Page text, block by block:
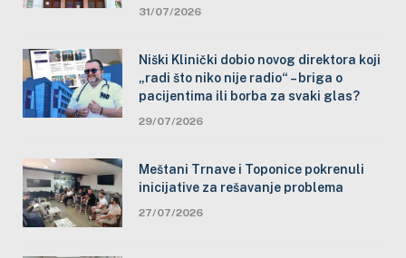
31/07/2026
Niški Klinički dobio novog direktora koji
„radi što niko nije radio“ – briga o
pacijentima ili borba za svaki glas?
29/07/2026
Meštani Trnave i Toponice pokrenuli
inicijative za rešavanje problema
27/07/2026